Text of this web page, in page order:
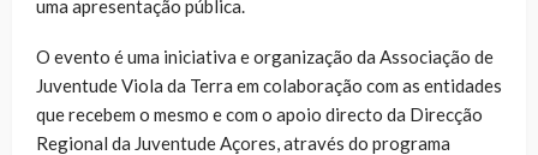
uma apresentação pública.
O evento é uma iniciativa e organização da Associação de
Juventude Viola da Terra em colaboração com as entidades
que recebem o mesmo e com o apoio directo da Direcção
Regional da Juventude Açores, através do programa